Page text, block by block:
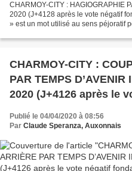
CHARMOY-CITY : HAGIOGRAPHIE
2020 (J+4128 après le vote négatif
» est un mot utilisé au sens péjoratif
CHARMOY-CITY :
PAR TEMPS D’AVENIR
2020 (J+4126 après le
Publié le 04/04/2020 à 08:56
Par Claude Speranza, Auxonnais